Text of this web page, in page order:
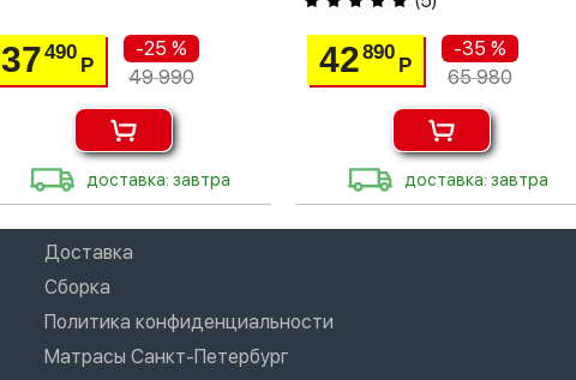
37490
Р
-25 %
49 990
доставка: завтра
42890
Р
-35 %
65 980
доставка: завтра
Доставка
Сборка
Политика конфиденциальности
Матрасы Санкт-Петербург